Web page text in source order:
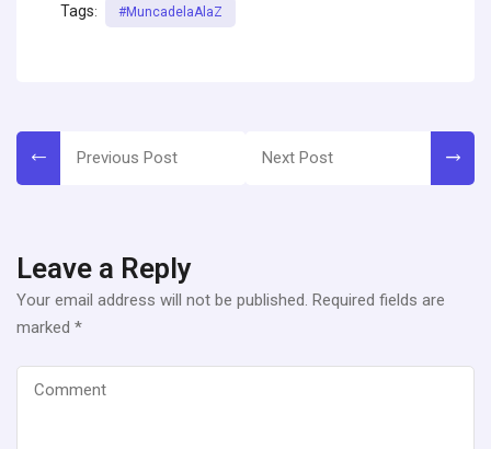
Tags: #muncadelaAlaZ
Previous Post Next Post
Leave a Reply
Your email address will not be published. Required fields are
marked *